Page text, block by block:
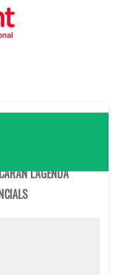
L’AGENDA